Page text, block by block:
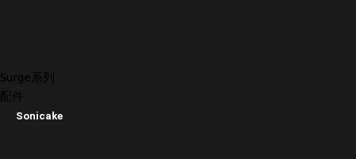
Surge系列
配件
Sonicake